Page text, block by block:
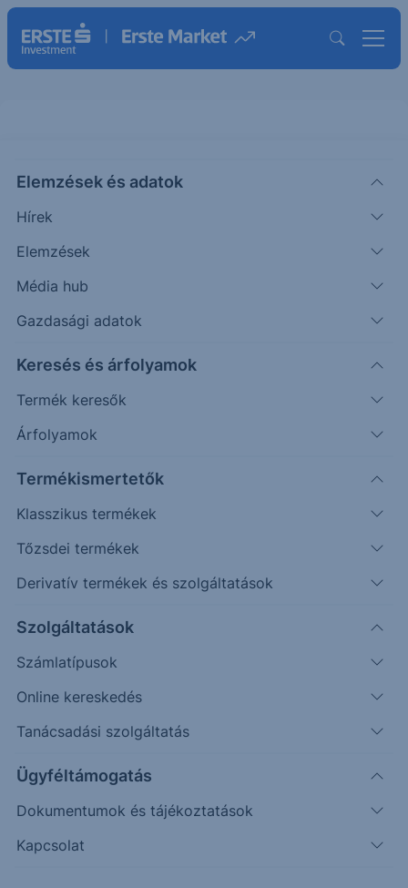
Elemzések és adatok
Hírek
Elemzések
Média hub
Gazdasági adatok
Keresés és árfolyamok
Termék keresők
Árfolyamok
Termékismertetők
Klasszikus termékek
Tőzsdei termékek
Derivatív termékek és szolgáltatások
Szolgáltatások
Számlatípusok
Online kereskedés
Tanácsadási szolgáltatás
Ügyféltámogatás
Dokumentumok és tájékoztatások
Kapcsolat
APPLE - 2024/81 - napi
CHART EXTRA
Puppi Adrián
Az elmúlt napokban esett az árfolyam, betöltésre
Napos
azonban kontextusát és helyét tekintve nem tűnik
egyelőre erős jelzésnek. Hármas szerkezetekkel
nagy esélye van jelen állapot szerint valamilyen ék